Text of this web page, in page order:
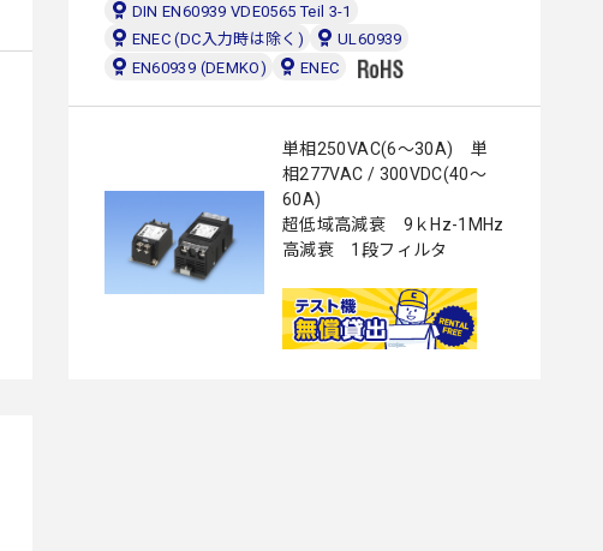
DIN EN60939 VDE0565 Teil 3-1
ENEC (DC入力時は除く)
UL60939
EN60939 (DEMKO)
ENEC
単相250VAC(6～30A) 単
相277VAC / 300VDC(40～
60A)
超低域高減衰 9ｋHz-1MHz
高減衰 1段フィルタ